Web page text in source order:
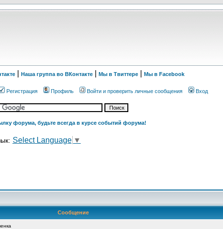
| Наша группа во ВКонтакте| Мы в Твиттере| Мы в Facebook
Регистрация Профиль Войти и проверить личные сообщения Вход
форума, будьте всегда в курсе событий форума!
Select Language ▼
Сообщение